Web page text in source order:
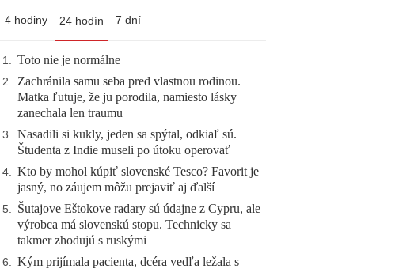
4 hodiny 24 hodín 7 dní
1. Toto nie je normálne
2. Zachránila samu seba pred vlastnou rodinou.
Matka ľutuje, že ju porodila, namiesto lásky
zanechala len traumu
3. Nasadili si kukly, jeden sa spýtal, odkiaľ sú.
Študenta z Indie museli po útoku operovať
4. Kto by mohol kúpiť slovenské Tesco? Favorit je
jasný, no záujem môžu prejaviť aj ďalší
5. Šutajove Eštokove radary sú údajne z Cypru, ale
výrobca má slovenskú stopu. Technicky sa
takmer zhodujú s ruskými
6. Kým prijímala pacienta, dcéra vedľa ležala s